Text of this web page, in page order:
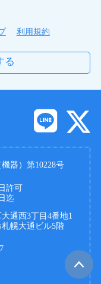
利用規約
る
器）第10228号
許可
迄
通西3丁目4番地1
幌大通ビル5階